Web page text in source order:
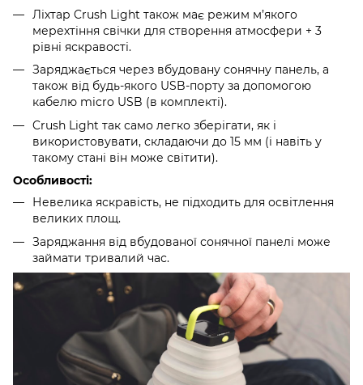
Ліхтар Crush Light також має режим м’якого
мерехтіння свічки для створення атмосфери + 3
рівні яскравості.
Заряджається через вбудовану сонячну панель, а
також від будь-якого USB-порту за допомогою
кабелю micro USB (в комплекті).
Crush Light так само легко зберігати, як і
використовувати, складаючи до 15 мм (і навіть у
такому стані він може світити).
Особливості:
Невелика яскравість, не підходить для освітлення
великих площ.
Заряджання від вбудованої сонячної панелі може
займати тривалий час.